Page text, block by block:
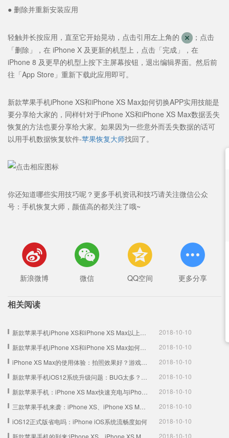
● 删除并重新安装应用
轻触并长按应用，直至它开始晃动，点击引用左上角的
；点击
「删除」，在 iPhone X 及更新的机型上，点击「完成」，在
iPhone 8 及更早的机型上按下主屏幕按钮，退出编辑界面。然后前
往「App Store」重新下载此应用即可。
新款苹果手机iPhone XS和iPhone XS Max如何切换APP实用技能是
要分享给大家的，同样针对于iPhone XS和iPhone XS Max数据丢失
恢复的方法也要分享给大家。如果因为一些意外而丢失数据的话可
以用手机数据恢复软件-苹果恢复大师找回了。
你还知道哪些实用技巧呢？ 更多手机资讯和技巧请关注微信公众
号：手机恢复大师，颜值高的都关注了哦~

新浪微博

微信

QQ空间

更多分享
相关阅读
新款苹果手机iPhone XS和iPhone XS Max以上实用技能是要分享给大家的，同样针对于iPhone XS和iPhone XS Max数据丢失恢复的方法也要分享给大家。如果因为一些意外而丢失数据的话可以用手机数据恢复软件-苹果恢复大师找回了。 点击相应图标 你还知道哪些实用技巧呢？更多手机资讯和技巧请关注微信公众号：手机恢复大师，颜值高的都关注了哦~
2018-10-10
新款苹果手机iPhone XS和iPhone XS Max如何快速回到主屏幕以及启动相机？
2018-10-10
iPhone XS Max的使用体验：拍照效果好？游戏体验好？
2018-10-10
新款苹果手机iOS12系统升级问题：BUG太多？屏幕色彩失真？信号变差？
2018-10-10
新款苹果手机：iPhone XS Max快速充电与iPhone X区别并不大
2018-10-10
三款苹果手机来袭：iPhone XS、iPhone XS Max和iPhone XR有哪些不同？如何选择？
2018-10-10
iOS12正式版省电吗：iPhone iOS系统流畅度如何
2018-10-10
新款苹果手机的到来:iPhone XS、iPhone XS Max和iPhone XR如何选择
2018-10-10